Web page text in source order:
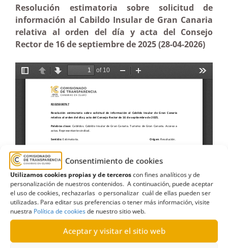
Consentimiento de cookies
Utilizamos cookies propias y de terceroscon fines analíticos y de
personalización de nuestros contenidos. A continuación, puede aceptar
el uso de cookies, rechazarlas o personalizar cuál de ellas pueden ser
utilizadas. Para editar sus preferencias o tener más información, visite
nuestra Política de cookiesde nuestro sitio web.
Aceptar y visitar el sitio web
Resolución estimatoria sobre solicitud de
información al Cabildo Insular de Gran Canaria
relativa al orden del día y acta del Consejo
Rector de 16 de septiembre de 2025 (28-04-2026)